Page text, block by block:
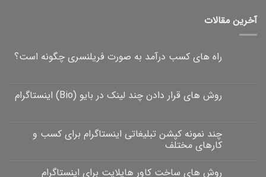
آخرین مقالات
راه های کسب درآمد به صورت فریلنسری چگونه است؟
روش های قرار دادن چند لینک در بایو (Bio) اینستاگرام
چند نمونه کپشن تبلیغاتی اینستاگرام برای کسب و
کارهای مختلف
روش های ساخت کاور هایلایت برای اینستاگرام